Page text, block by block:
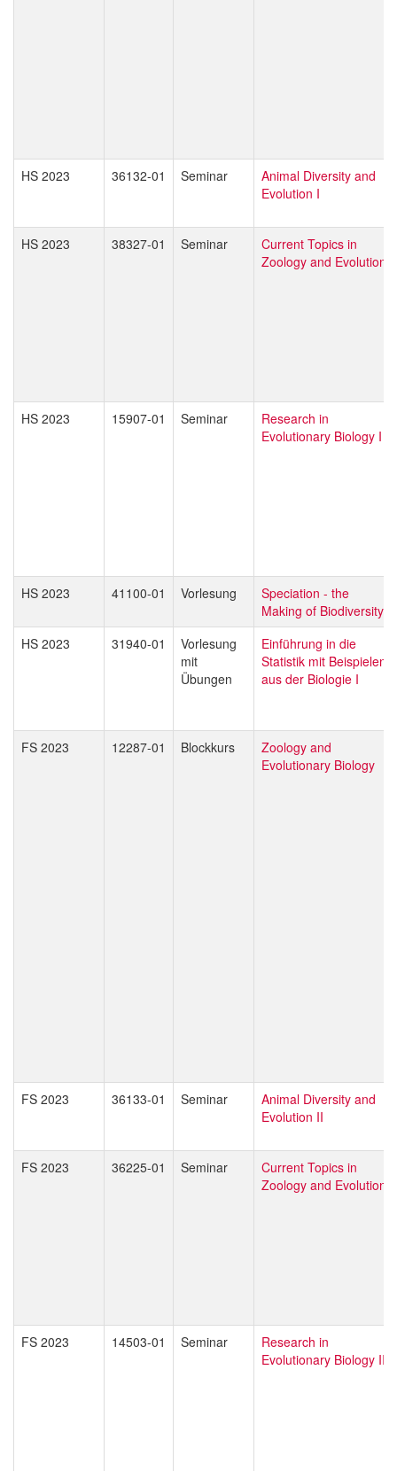
HS 2023 36132-01 Seminar
Animal Diversity and
Evolution I
HS 2023 38327-01 Seminar
Current Topics in
Zoology and Evolution
HS 2023 15907-01 Seminar
Research in
Evolutionary Biology I
HS 2023 41100-01 Vorlesung
Speciation - the
Making of Biodiversity
HS 2023
31940-01
Vorlesung
mit
Übungen
Einführung in die
Statistik mit Beispielen
aus der Biologie I
FS 2023 12287-01 Blockkurs
Zoology and
Evolutionary Biology
FS 2023 36133-01 Seminar
Animal Diversity and
Evolution II
FS 2023 36225-01 Seminar
Current Topics in
Zoology and Evolution
FS 2023 14503-01 Seminar
Research in
Evolutionary Biology II